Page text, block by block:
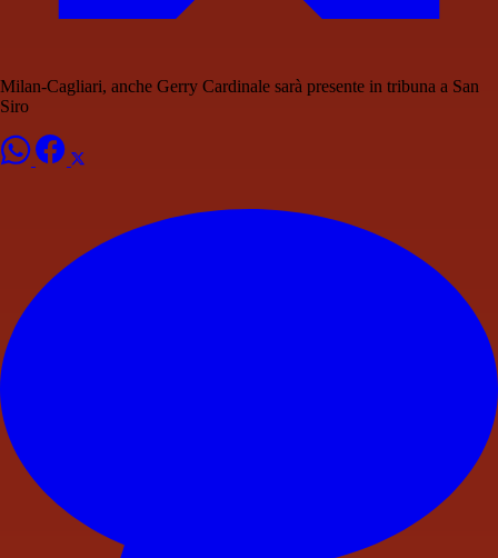
Milan-Cagliari, anche Gerry Cardinale sarà presente in tribuna a San
Siro